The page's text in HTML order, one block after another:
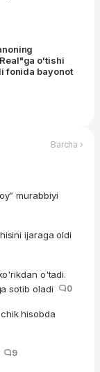
o'tishi
fonida bayonot
Barcha ›
murabbiyi
ijaraga oldi
o'tadi.
sotib oladi
0
hisobda
9